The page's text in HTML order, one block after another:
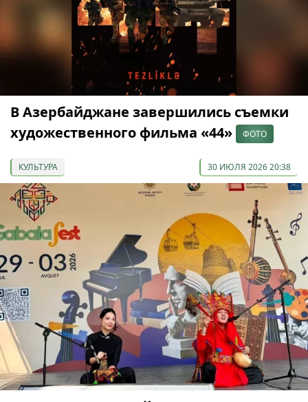
В Азербайджане завершились съемки
художественного фильма «44»
ФОТО
КУЛЬТУРА 30 ИЮЛЯ 2026 20:38